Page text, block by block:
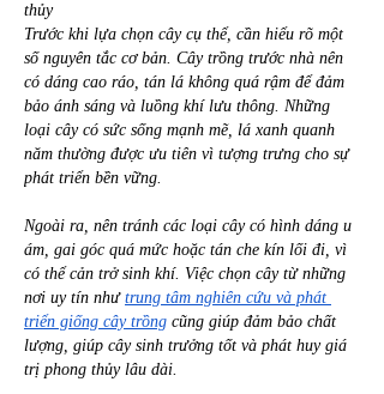
thủy
Trước khi lựa chọn cây cụ thể, cần hiểu rõ một
số nguyên tắc cơ bản. Cây trồng trước nhà nên
có dáng cao ráo, tán lá không quá rậm để đảm
bảo ánh sáng và luồng khí lưu thông. Những
loại cây có sức sống mạnh mẽ, lá xanh quanh
năm thường được ưu tiên vì tượng trưng cho sự
phát triển bền vững.
Ngoài ra, nên tránh các loại cây có hình dáng u
ám, gai góc quá mức hoặc tán che kín lối đi, vì
có thể cản trở sinh khí. Việc chọn cây từ những
nơi uy tín như trung tâm nghiên cứu và phát
triển giống cây trồng cũng giúp đảm bảo chất
lượng, giúp cây sinh trưởng tốt và phát huy giá
trị phong thủy lâu dài.